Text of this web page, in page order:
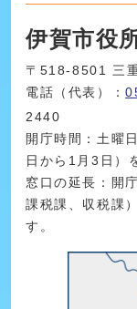
伊賀市役
〒518-8501 三
電話（代表）：
2440
開庁時間：土曜
日から1月3日）
窓口の延長：開
課税課、収税課
す。